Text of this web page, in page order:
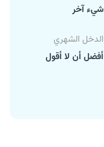
شيء آخر
الدخل الشهري
أفضل أن لا أقول